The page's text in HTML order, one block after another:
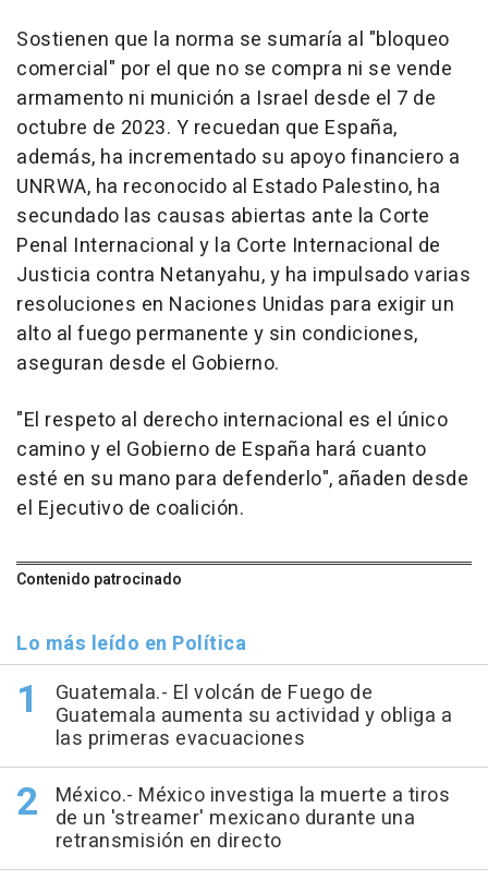
Sostienen que la norma se sumaría al "bloqueo
comercial" por el que no se compra ni se vende
armamento ni munición a Israel desde el 7 de
octubre de 2023. Y recuedan que España,
además, ha incrementado su apoyo financiero a
UNRWA, ha reconocido al Estado Palestino, ha
secundado las causas abiertas ante la Corte
Penal Internacional y la Corte Internacional de
Justicia contra Netanyahu, y ha impulsado varias
resoluciones en Naciones Unidas para exigir un
alto al fuego permanente y sin condiciones,
aseguran desde el Gobierno.
"El respeto al derecho internacional es el único
camino y el Gobierno de España hará cuanto
esté en su mano para defenderlo", añaden desde
el Ejecutivo de coalición.
Contenido patrocinado
Lo más leído en Política
Guatemala.- El volcán de Fuego de
Guatemala aumenta su actividad y obliga a
las primeras evacuaciones
México.- México investiga la muerte a tiros
de un 'streamer' mexicano durante una
retransmisión en directo